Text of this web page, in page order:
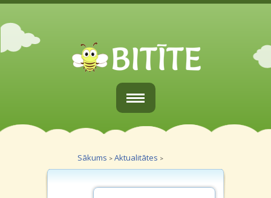
Sākums
Par mums
Sākums > Aktualitātes >